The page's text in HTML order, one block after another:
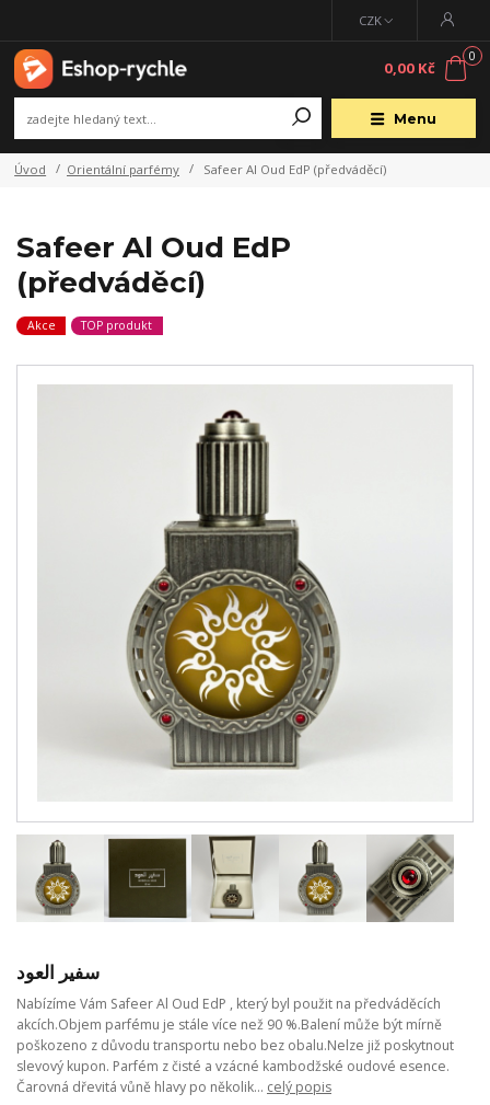
Menu
CZK
0
0,00 Kč
Úvod Orientální parfémy Safeer Al Oud EdP (předváděcí)
Safeer Al Oud EdP
(předváděcí)
Akce TOP produkt
سفير العود
Nabízíme Vám Safeer Al Oud EdP , který byl použit na předváděcích
akcích.Objem parfému je stále více než 90 %.Balení může být mírně
poškozeno z důvodu transportu nebo bez obalu.Nelze již poskytnout
slevový kupon. Parfém z čisté a vzácné kambodžské oudové esence.
Čarovná dřevitá vůně hlavy po několik... celý popis